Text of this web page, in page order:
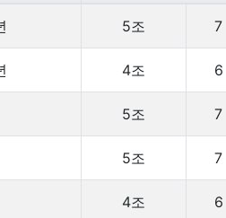
5조 7
4조 6
5조 7
5조 7
4조 6